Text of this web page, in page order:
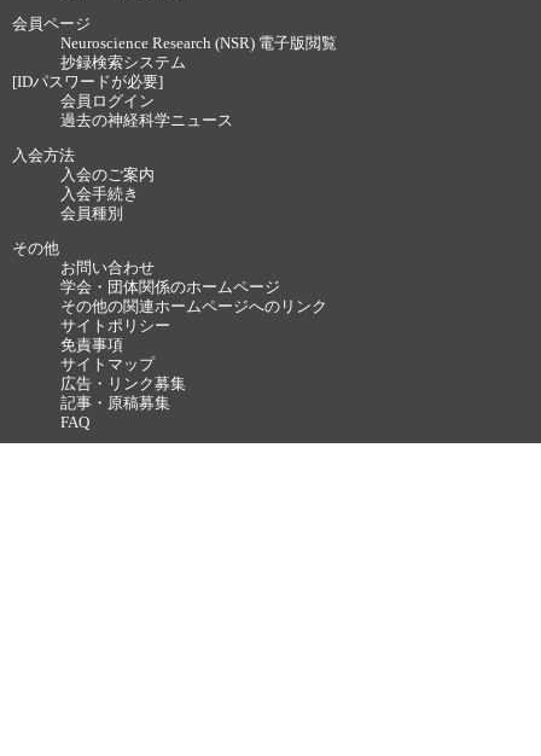
会員ページ
Neuroscience Research (NSR) 電子版閲覧
抄録検索システム
[IDパスワードが必要]
会員ログイン
過去の神経科学ニュース
入会方法
入会のご案内
入会手続き
会員種別
その他
お問い合わせ
学会・団体関係のホームページ
その他の関連ホームページへのリンク
サイトポリシー
免責事項
サイトマップ
広告・リンク募集
記事・原稿募集
FAQ